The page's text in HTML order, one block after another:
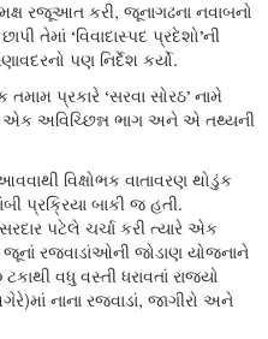
રજૂઆત કરી, જૂનાગઢના નવાબનો
તેમાં ‘વિવાદાસ્પદ પ્રદેશો’ની
પણ નિર્દેશ કર્યો.
પ્રકારે ‘સરવા સોરઠ’ નામે
એક અવિચ્છિન્ન ભાગ અને એ તથ્યની
વિક્ષોભક વાતાવરણ થોડુંક
પ્રક્રિયા બાકી જ હતી.
પટેલે ચર્ચા કરી ત્યારે એક
રજવાડાંઓની જોડાણ યોજનાને
વધુ વસ્તી ધરાવતાં રાજ્યો
નાના રજવાડાં, જાગીરો અને